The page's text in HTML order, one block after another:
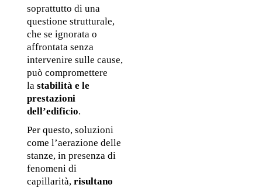
soprattutto di una
questione strutturale,
che se ignorata o
affrontata senza
intervenire sulle cause,
può compromettere
la stabilità e le
prestazioni
dell’edificio.
Per questo, soluzioni
come l’aerazione delle
stanze, in presenza di
fenomeni di
capillarità, risultano